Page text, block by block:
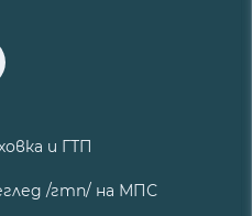
и ГТП
/гтп/ на МПС